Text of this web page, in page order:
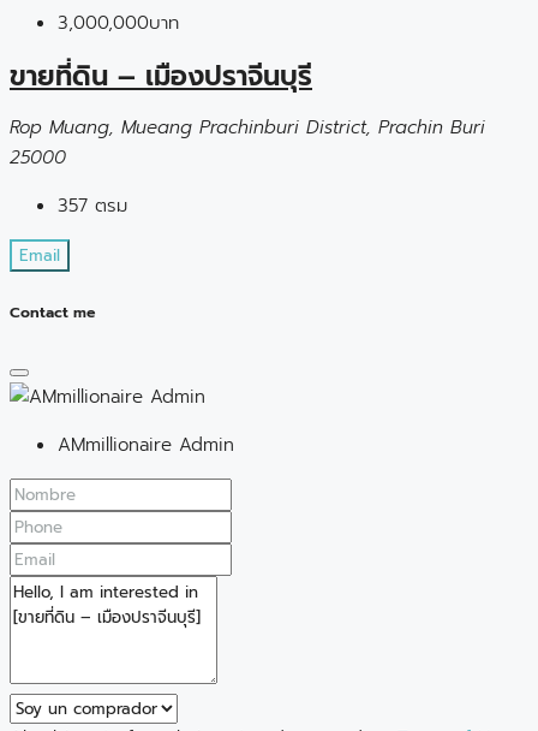
3,000,000บาท
ขายที่ดิน – เมืองปราจีนบุรี
Rop Muang, Mueang Prachinburi District, Prachin Buri
25000
357 ตรม
Email
Contact me
AMmillionaire Admin